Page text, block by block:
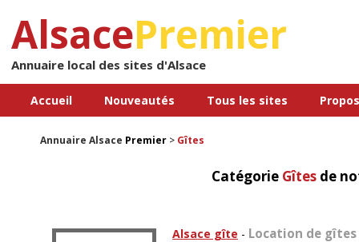
AlsacePremier
Annuaire local des sites d'Alsace
Accueil Nouveautés Tous les sites
Annuaire Alsace Premier > Gîtes
Catégorie Gîtesde
Alsace gîte - Location de gîtes